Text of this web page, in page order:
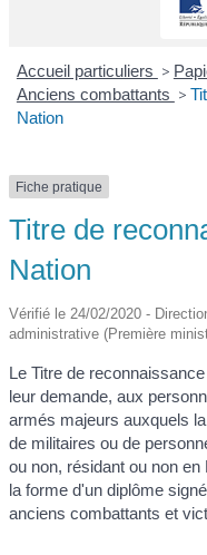
Accueil particuliers >
Anciens combattants >
Nation
Fiche pratique
Titre de
Nation
Vérifié le 24/02/2020 -
administrative (Première
Le Titre de
leur demande, aux
armés majeurs auxquels
de militaires ou de
ou non, résidant ou non
la forme d'un diplôme
anciens combattants et